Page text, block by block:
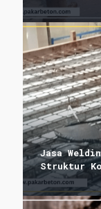
Jasa
Struktur